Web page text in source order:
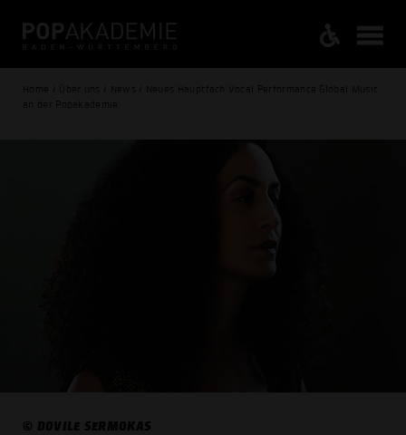
Home / Über uns / News / Neues Hauptfach Vocal Performance Global Music
an der Popakademie
© DOVILE SERMOKAS